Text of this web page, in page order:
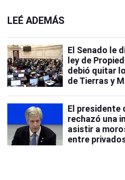
LEÉ ADEMÁS
El Senado le
ley de
debió quitar
de Tierras y
El presidente
rechazó una
asistir a
entre